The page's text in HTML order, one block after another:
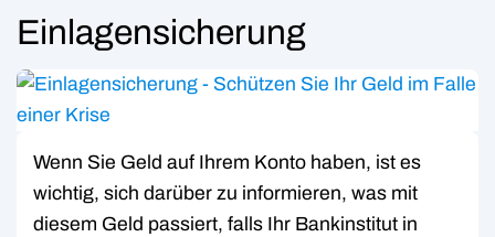
Einlagensicherung
Wenn Sie Geld auf Ihrem Konto haben, ist es
wichtig, sich darüber zu informieren, was mit
diesem Geld passiert, falls Ihr Bankinstitut in